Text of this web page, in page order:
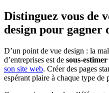
Distinguez vous de
design pour gagner
D’un point de vue design : la
d’entreprises est de sous-
son site web. Créer des pages
espérant plaire à chaque type de